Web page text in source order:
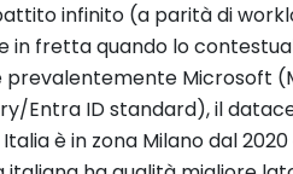
infinito (a parità di
in fretta quando lo
prevalentemente Microsoft
Entra ID standard), il
è in zona Milano dal